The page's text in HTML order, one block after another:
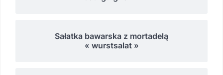
Sałatka bawarska z mortadelą
« wurstsalat »